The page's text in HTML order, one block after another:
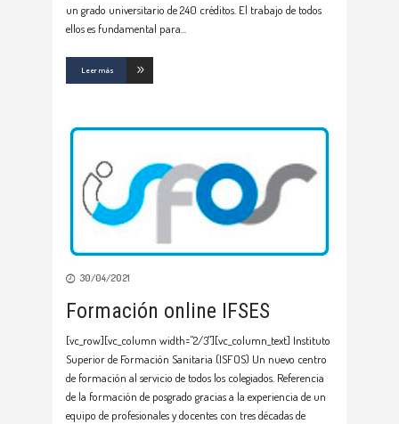
un grado universitario de 240 créditos. El trabajo de todos
ellos es fundamental para
Leer más
30/04/2021
Formación online IFSES
[vc_row][vc_column width="2/3"][vc_column_text] Instituto
Superior de Formación Sanitaria (ISFOS) Un nuevo centro
de formación al servicio de todos los colegiados. Referencia
de la formación de posgrado gracias a la experiencia de un
equipo de profesionales y docentes con tres décadas de